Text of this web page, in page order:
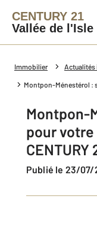
CENTURY 21
Vallée de l'Isle
Immobilier Actualités
Montpon-Ménestérol :
Montpon-
pour
CENTURY
Publié le 23/07/